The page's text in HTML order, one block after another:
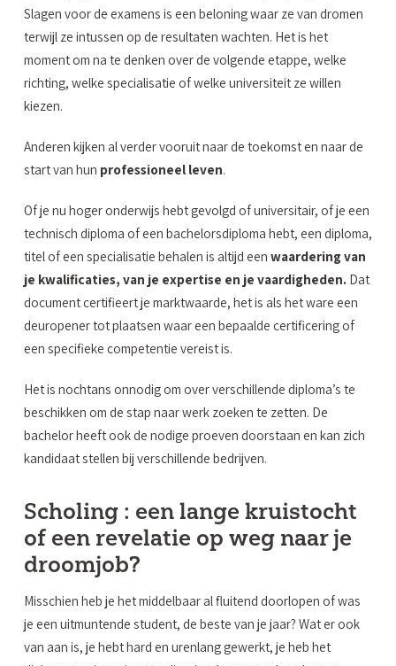
Slagen voor de examens is een beloning waar ze van dromen
terwijl ze intussen op de resultaten wachten. Het is het
moment om na te denken over de volgende etappe, welke
richting, welke specialisatie of welke universiteit ze willen
kiezen.
Anderen kijken al verder vooruit naar de toekomst en naar de
start van hun professioneel leven.
Of je nu hoger onderwijs hebt gevolgd of universitair, of je een
technisch diploma of een bachelorsdiploma hebt, een diploma,
titel of een specialisatie behalen is altijd een waardering van
je kwalificaties, van je expertise en je vaardigheden.Dat
document certifieert je marktwaarde, het is als het ware een
deuropener tot plaatsen waar een bepaalde certificering of
een specifieke competentie vereist is.
Het is nochtans onnodig om over verschillende diploma’s te
beschikken om de stap naar werk zoeken te zetten. De
bachelor heeft ook de nodige proeven doorstaan en kan zich
kandidaat stellen bij verschillende bedrijven.
Scholing : een lange kruistocht
of een revelatie op weg naar je
droomjob?
Misschien heb je het middelbaar al fluitend doorlopen of was
je een uitmuntende student, de beste van je jaar? Wat er ook
van aan is, je hebt hard en urenlang gewerkt, je heb het